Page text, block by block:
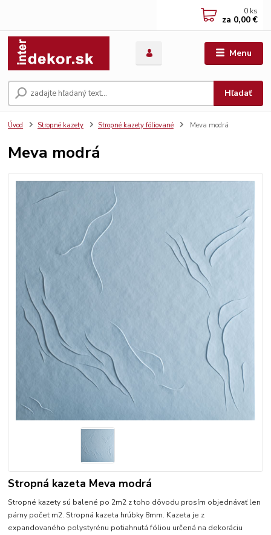
Menu
Hľadať
0 ks
za 0,00 €
Úvod Stropné kazety Stropné kazety fóliované Meva modrá
Meva modrá
Stropná kazeta Meva modrá
Stropné kazety sú balené po 2m2 z toho dôvodu prosím objednávať len
párny počet m2. Stropná kazeta hrúbky 8mm. Kazeta je z
expandovaného polystyrénu potiahnutá fóliou určená na dekoráciu